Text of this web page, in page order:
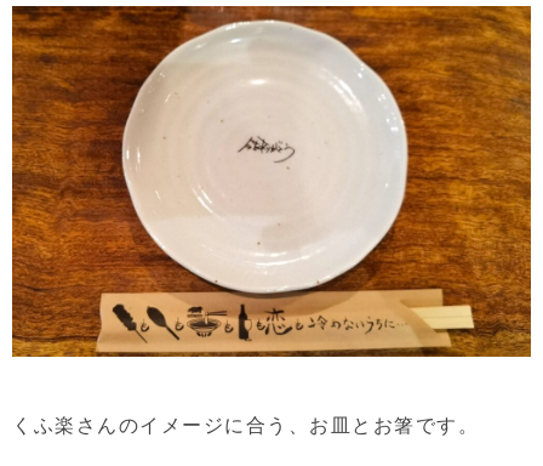
くふ楽さんのイメージに合う、お皿とお箸です。